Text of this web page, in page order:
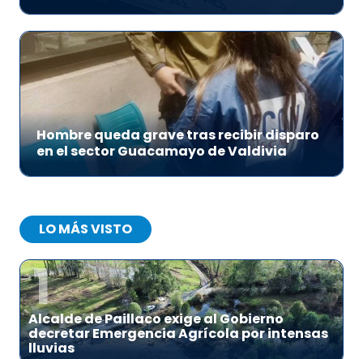
Hombre queda grave tras recibir disparo
en el sector Guacamayo de Valdivia
LO MÁS VISTO
1
Alcalde de Paillaco exige al Gobierno
decretar Emergencia Agrícola por intensas
lluvias